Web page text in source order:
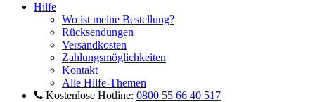
Hilfe
Wo ist meine Bestellung?
Rücksendungen
Versandkosten
Zahlungsmöglichkeiten
Kontakt
Alle Hilfe-Themen
Kostenlose Hotline: 0800 55 66 40 517